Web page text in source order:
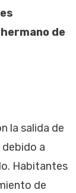
de
la salida de
debido a
Habitantes
de